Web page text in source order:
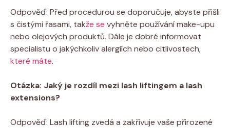
Odpověď: Před procedurou se⁢ doporučuje, ⁢abyste přišli
⁣s čistými⁤ řasami, ⁢takže se vyhněte používání ‍make-upu⁤
nebo⁢ olejových produktů. Dále je dobré informovat
specialistu o⁢ jakýchkoliv ​alergiích‍ nebo citlivostech,
které máte.
Otázka: ‍Jaký⁣ je rozdíl mezi lash liftingem ​a​ lash
extensions?
Odpověď: ⁢Lash lifting⁤ zvedá a zakřivuje‌ vaše přirozené